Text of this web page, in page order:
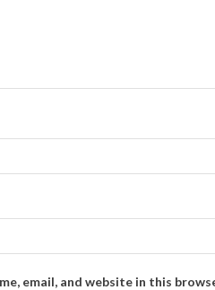
email, and website in this